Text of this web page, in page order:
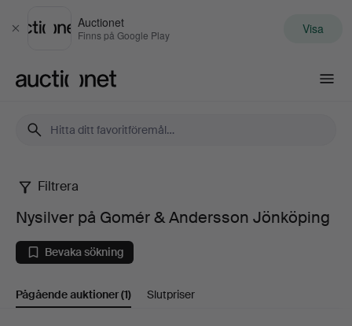
Stäng
Auctionet
Finns på Google Play Visa
Nysilver
på
Gomér
&
Filtrera
Nysilver på Gomér & Andersson Jönköping
Bevaka sökning
Pågående auktioner(1) Slutpriser